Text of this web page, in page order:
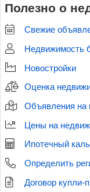
Полезно о
Свежие
Недвижимость
Новостройки
Оценка
Объявления на
Цены на
Ипотечный
Определить
Договор купли-